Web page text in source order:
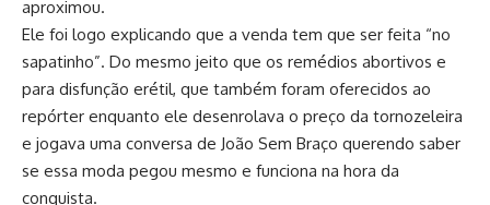
aproximou.
Ele foi logo explicando que a venda tem que ser feita “no
sapatinho”. Do mesmo jeito que os remédios abortivos e
para disfunção erétil, que também foram oferecidos ao
repórter enquanto ele desenrolava o preço da tornozeleira
e jogava uma conversa de João Sem Braço querendo saber
se essa moda pegou mesmo e funciona na hora da
conquista.